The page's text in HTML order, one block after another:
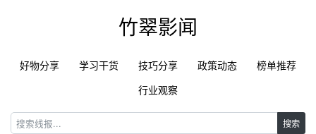
竹翠影闻
好物分享 学习干货 技巧分享 政策动态
榜单推荐
行业观察
搜索